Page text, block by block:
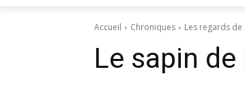
Accueil Chroniques Les regards de
Le sapin